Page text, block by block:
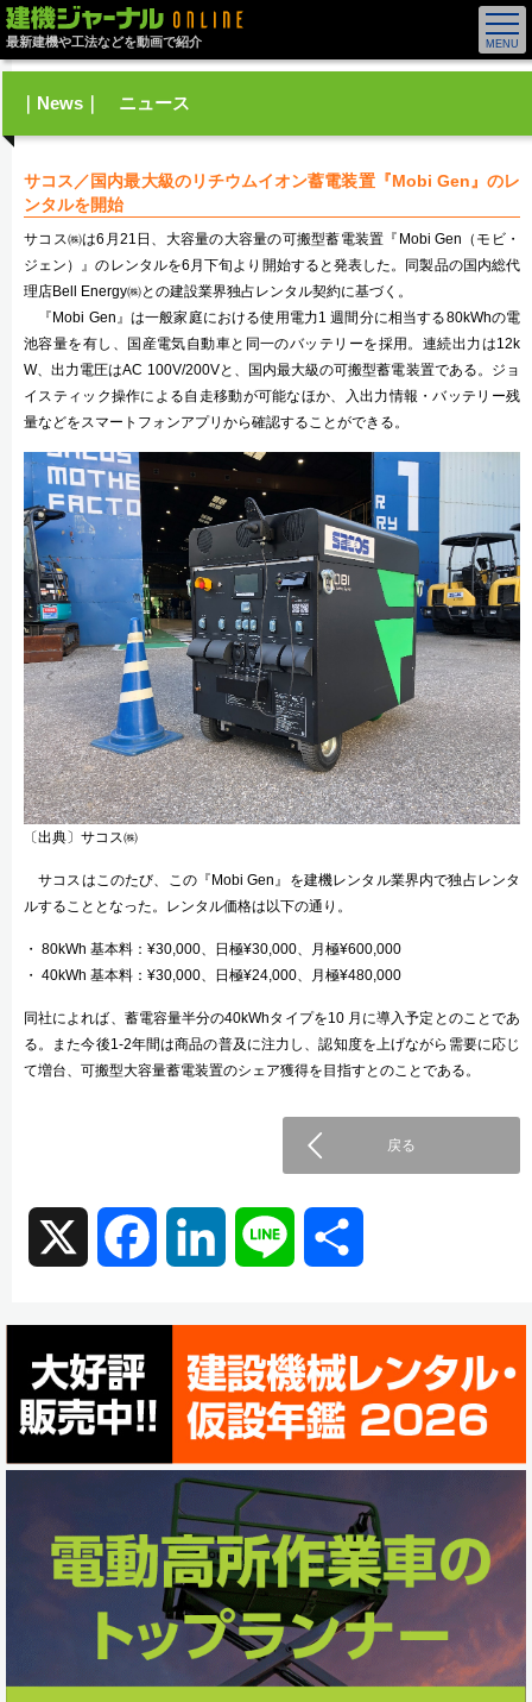
最新建機や工法などを動画で紹介
｜News｜ ニュース
サコス／国内最大級のリチウムイオン蓄電装置『Mobi Gen』のレ
ンタルを開始
サコス㈱は6月21日、大容量の大容量の可搬型蓄電装置『Mobi Gen（モビ・
ジェン）』のレンタルを6月下旬より開始すると発表した。同製品の国内総代
理店Bell Energy㈱との建設業界独占レンタル契約に基づく。
『Mobi Gen』は一般家庭における使用電力1 週間分に相当する80kWhの電
池容量を有し、国産電気自動車と同一のバッテリーを採用。連続出力は12k
W、出力電圧はAC 100V/200Vと、国内最大級の可搬型蓄電装置である。ジョ
イスティック操作による自走移動が可能なほか、入出力情報・バッテリー残
量などをスマートフォンアプリから確認することができる。
〔出典〕サコス㈱
サコスはこのたび、この『Mobi Gen』を建機レンタル業界内で独占レンタ
ルすることとなった。レンタル価格は以下の通り。
・ 80kWh 基本料：¥30,000、日極¥30,000、月極¥600,000
・ 40kWh 基本料：¥30,000、日極¥24,000、月極¥480,000
同社によれば、蓄電容量半分の40kWhタイプを10 月に導入予定とのことであ
る。また今後1-2年間は商品の普及に注力し、認知度を上げながら需要に応じ
て増台、可搬型大容量蓄電装置のシェア獲得を目指すとのことである。
戻る
b
o
o
k
n
k
e
d
n
n
e